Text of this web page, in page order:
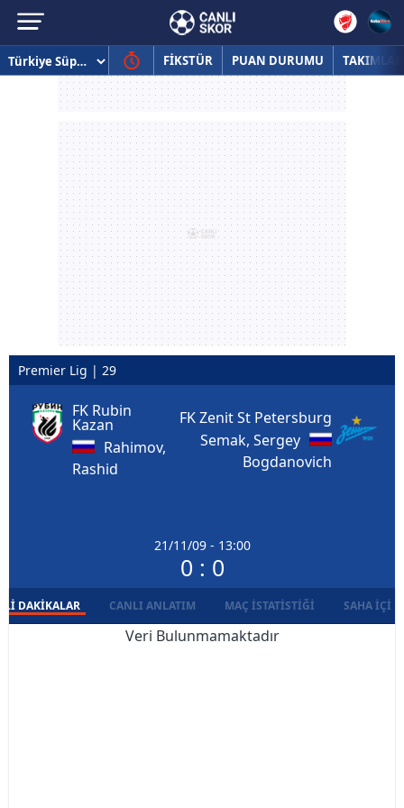
FİKSTÜR PUAN DURUMU TAKIMLAR
Premier Lig | 29
FK Rubin
Kazan
Rahimov,
Rashid
21/11/09 - 13:00
0 : 0
FK Zenit St Petersburg
Semak, Sergey
Bogdanovich
DAKIKALAR CANLI ANLATIM MAÇ İSTATISTIĞI SAHA İÇI
Veri Bulunmamaktadır